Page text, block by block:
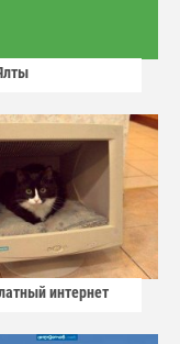
интернет